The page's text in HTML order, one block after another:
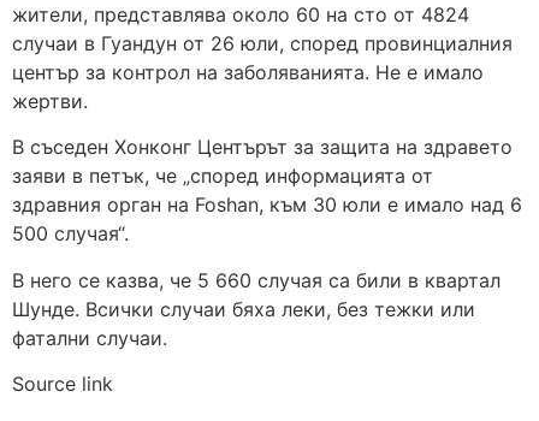
жители, представлява около 60 на сто от 4824
случаи в Гуандун от 26 юли, според провинциалния
център за контрол на заболяванията. Не е имало
жертви.
В съседен Хонконг Центърът за защита на здравето
заяви в петък, че „според информацията от
здравния орган на Foshan, към 30 юли е имало над 6
500 случая“.
В него се казва, че 5 660 случая са били в квартал
Шунде. Всички случаи бяха леки, без тежки или
фатални случаи.
Source link